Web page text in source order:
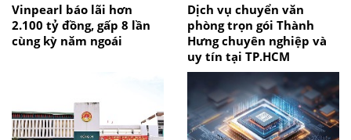
Vinpearl báo lãi hơn
2.100 tỷ đồng, gấp 8 lần
cùng kỳ năm ngoái
Dịch vụ chuyển văn
phòng trọn gói Thành
Hưng chuyên nghiệp và
uy tín tại TP.HCM